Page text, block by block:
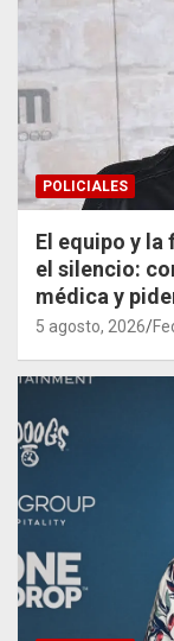
POLICIALES
El equipo y
el silencio:
médica y
5 agosto, 2026